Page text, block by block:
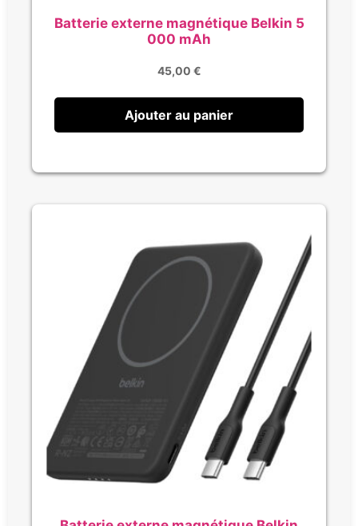
Batterie externe magnétique Belkin 5
000 mAh
45,00 €
Ajouter au panier